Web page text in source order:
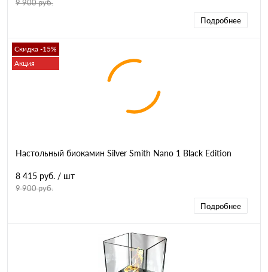
9 900 руб.
Подробнее
Скидка -15%
Акция
Настольный биокамин Silver Smith Nano 1 Black Edition
8 415 руб. / шт
9 900 руб.
Подробнее